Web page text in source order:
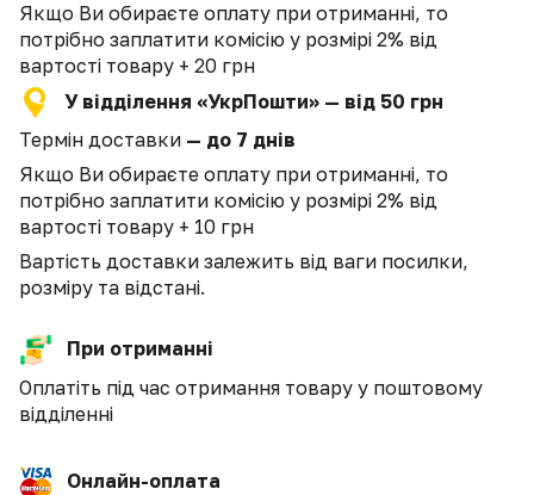
Якщо Ви обираєте оплату при отриманні, то
потрібно заплатити комісію у розмірі 2% від
вартості товару + 20 грн
У відділення «УкрПошти» — від 50 грн
Термін доставки — до 7 днів
Якщо Ви обираєте оплату при отриманні, то
потрібно заплатити комісію у розмірі 2% від
вартості товару + 10 грн
Вартість доставки залежить від ваги посилки,
розміру та відстані.
При отриманні
Оплатіть під час отримання товару у поштовому
відділенні
Онлайн-оплата